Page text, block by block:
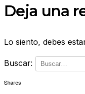
Deja una
Lo siento, debes
Buscar:
Shares